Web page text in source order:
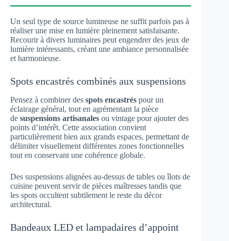
Un seul type de source lumineuse ne suffit parfois pas à
réaliser une mise en lumière pleinement satisfaisante.
Recourir à divers luminaires peut engendrer des jeux de
lumière intéressants, créant une ambiance personnalisée
et harmonieuse.
Spots encastrés combinés aux suspensions
Pensez à combiner des spots encastrés pour un
éclairage général, tout en agrémentant la pièce
de suspensions artisanales ou vintage pour ajouter des
points d’intérêt. Cette association convient
particulièrement bien aux grands espaces, permettant de
délimiter visuellement différentes zones fonctionnelles
tout en conservant une cohérence globale.
Des suspensions alignées au-dessus de tables ou îlots de
cuisine peuvent servir de pièces maîtresses tandis que
les spots occultent subtilement le reste du décor
architectural.
Bandeaux LED et lampadaires d’appoint